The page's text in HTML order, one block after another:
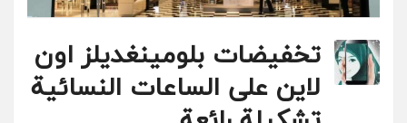
تخفيضات بلومينغديلز اون
لاين على الساعات النسائية